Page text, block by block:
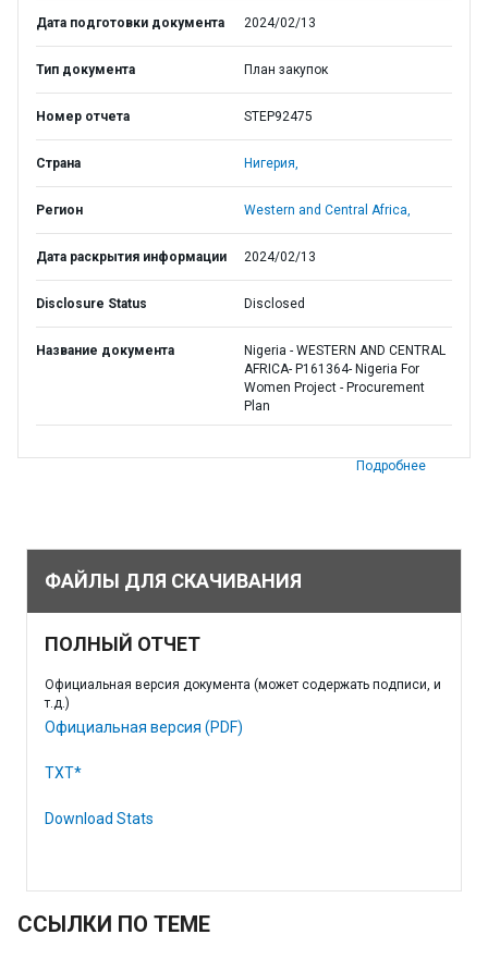
Дата подготовки документа 2024/02/13
Тип документа План закупок
Номер отчета STEP92475
Страна Нигерия,
Регион Western and Central Africa,
Дата раскрытия информации 2024/02/13
Disclosure Status Disclosed
Название документа
Nigeria - WESTERN AND CENTRAL
AFRICA- P161364- Nigeria For
Women Project - Procurement
Plan
Подробнее
ФАЙЛЫ ДЛЯ СКАЧИВАНИЯ
ПОЛНЫЙ ОТЧЕТ
Официальная версия документа (может содержать подписи, и
т.д.)
Официальная версия (PDF)
TXT*
Download Stats
ССЫЛКИ ПО ТЕМЕ